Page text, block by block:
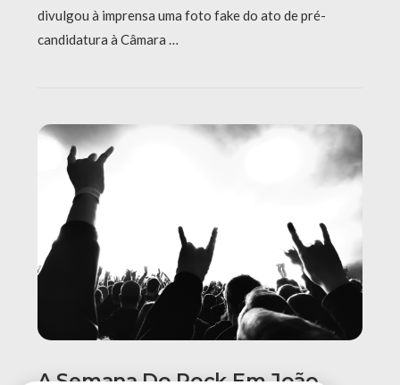
divulgou à imprensa uma foto fake do ato de pré-
candidatura à Câmara …